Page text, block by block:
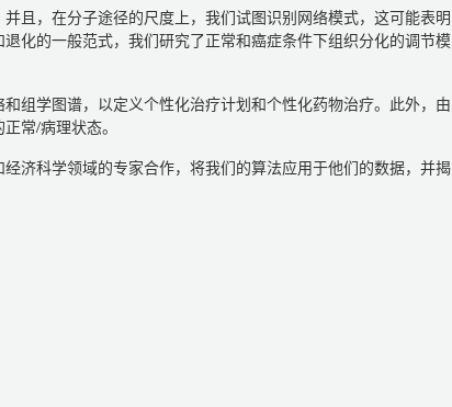
且，在分子途径的尺度上，我们试图识别网络模式，这可能表明
化的一般范式，我们研究了正常和癌症条件下组织分化的调节模
组学图谱，以定义个性化治疗计划和个性化药物治疗。此外，由
常/病理状态。
济科学领域的专家合作，将我们的算法应用于他们的数据，并揭